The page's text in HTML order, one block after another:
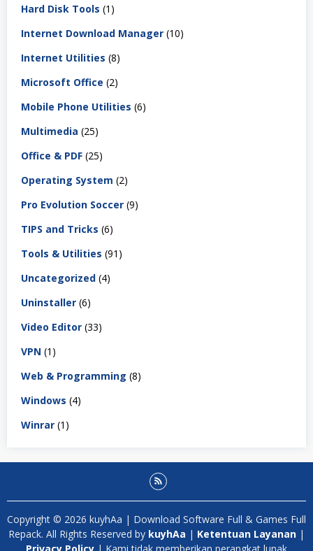
Hard Disk Tools (1)
Internet Download Manager (10)
Internet Utilities (8)
Microsoft Office (2)
Mobile Phone Utilities (6)
Multimedia (25)
Office & PDF (25)
Operating System (2)
Pro Evolution Soccer (9)
TIPS and Tricks (6)
Tools & Utilities (91)
Uncategorized (4)
Uninstaller (6)
Video Editor (33)
VPN (1)
Web & Programming (8)
Windows (4)
Winrar (1)
Copyright © 2026 kuyhAa | Download Software Full & Games Full
Repack. All Rights Reserved by kuyhAa | Ketentuan Layanan |